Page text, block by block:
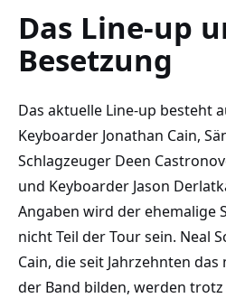
Das Line-up
Besetzung
Das aktuelle Line-up besteht
Keyboarder Jonathan Cain,
Schlagzeuger Deen
und Keyboarder Jason
Angaben wird der ehemalige
nicht Teil der Tour sein. Neal
Cain, die seit Jahrzehnten
der Band bilden, werden